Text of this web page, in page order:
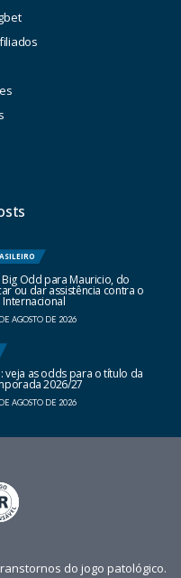
Odd para Mauricio, do
ou dar assistência contra o
Internacional
AGOSTO DE 2026
veja as odds para o título da
2026/27
AGOSTO DE 2026
do jogo patológico.